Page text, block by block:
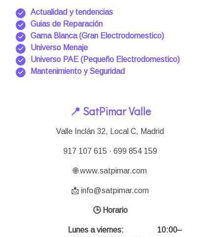
Actualidad y tendencias
Guias de Reparación
Gama Blanca (Gran Electrodomestico)
Universo Menaje
Universo PAE (Pequeño Electrodomestico)
Mantenimiento y Seguridad
📍 SatPimar Valle
Valle Inclán 32, Local C, Madrid
917 107 615 · 699 854 159
🌐 www.satpimar.com
📩 info@satpimar.com
🕒 Horario
Lunes a viernes:
10:00–